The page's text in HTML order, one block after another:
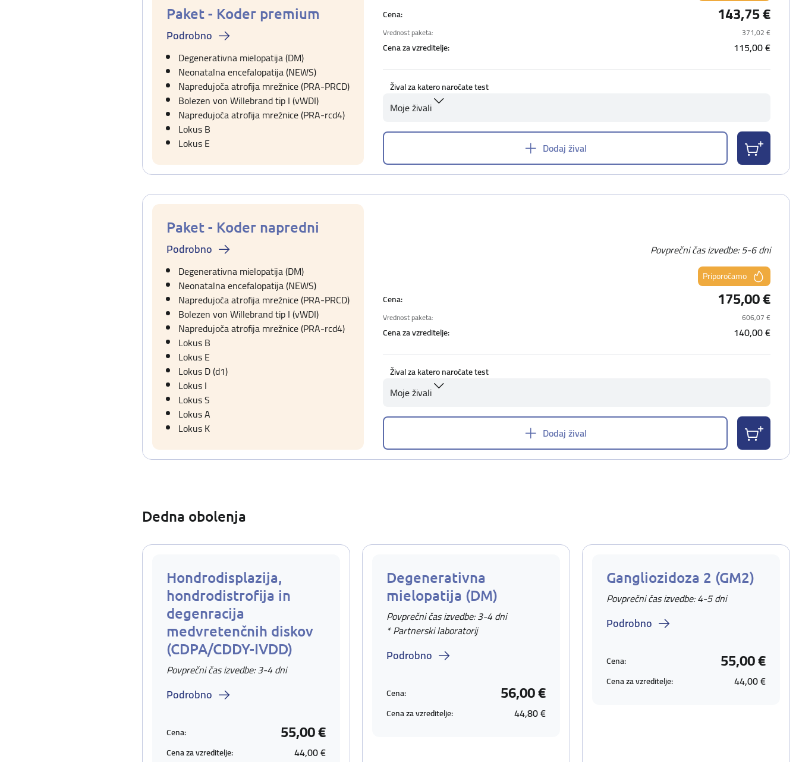
Paket - Koder premium
Podrobno
Degenerativna mielopatija (DM)
Neonatalna encefalopatija (NEWS)
Napredujoča atrofija mrežnice (PRA-PRCD)
Bolezen von Willebrand tip I (vWDI)
Napredujoča atrofija mrežnice (PRA-rcd4)
Lokus B
Lokus E
Cena:
143,75 €
Vrednost paketa: 371,02 €
Cena za vzreditelje: 115,00 €
Žival za katero naročate test
Moje živali
Dodaj žival
Paket - Koder napredni
Podrobno
Degenerativna mielopatija (DM)
Neonatalna encefalopatija (NEWS)
Napredujoča atrofija mrežnice (PRA-PRCD)
Bolezen von Willebrand tip I (vWDI)
Napredujoča atrofija mrežnice (PRA-rcd4)
Lokus B
Lokus E
Lokus D (d1)
Lokus I
Lokus S
Lokus A
Lokus K
Povprečni čas izvedbe: 5-6 dni
Priporočamo
Cena:
175,00 €
Vrednost paketa: 606,07 €
Cena za vzreditelje: 140,00 €
Žival za katero naročate test
Moje živali
Dodaj žival
Dedna obolenja
Hondrodisplazija,
hondrodistrofija in
degenracija
medvretenčnih diskov
(CDPA/CDDY-IVDD)
Povprečni čas izvedbe: 3-4 dni
Podrobno
Cena: 55,00 €
Cena za vzreditelje: 44,00 €
Degenerativna
mielopatija (DM)
Povprečni čas izvedbe: 3-4 dni
* Partnerski laboratorij
Podrobno
Cena: 56,00 €
Cena za vzreditelje: 44,80 €
Gangliozidoza 2 (GM2)
Povprečni čas izvedbe: 4-5 dni
Podrobno
Cena: 55,00 €
Cena za vzreditelje: 44,00 €